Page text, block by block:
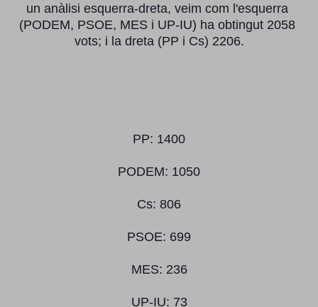
un anàlisi esquerra-dreta, veim com l'esquerra
(PODEM, PSOE, MES i UP-IU) ha obtingut 2058
vots; i la dreta (PP i Cs) 2206.
PP: 1400
PODEM: 1050
Cs: 806
PSOE: 699
MES: 236
UP-IU: 73